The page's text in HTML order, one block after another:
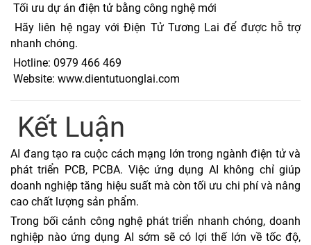
Tối ưu dự án điện tử bằng công nghệ mới
Hãy liên hệ ngay với Điện Tử Tương Lai để được hỗ trợ
nhanh chóng.
Hotline: 0979 466 469
Website: www.dientutuonglai.com
Kết Luận
AI đang tạo ra cuộc cách mạng lớn trong ngành điện tử và
phát triển PCB, PCBA. Việc ứng dụng AI không chỉ giúp
doanh nghiệp tăng hiệu suất mà còn tối ưu chi phí và nâng
cao chất lượng sản phẩm.
Trong bối cảnh công nghệ phát triển nhanh chóng, doanh
nghiệp nào ứng dụng AI sớm sẽ có lợi thế lớn về tốc độ,